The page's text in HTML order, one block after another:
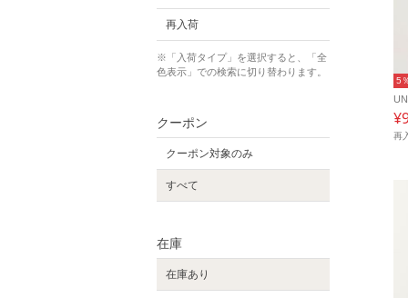
5
再
再入荷
※「入荷タイプ」を選択すると、「全
色表示」での検索に切り替わります。
クーポン
クーポン対象のみ
すべて
在庫
在庫あり